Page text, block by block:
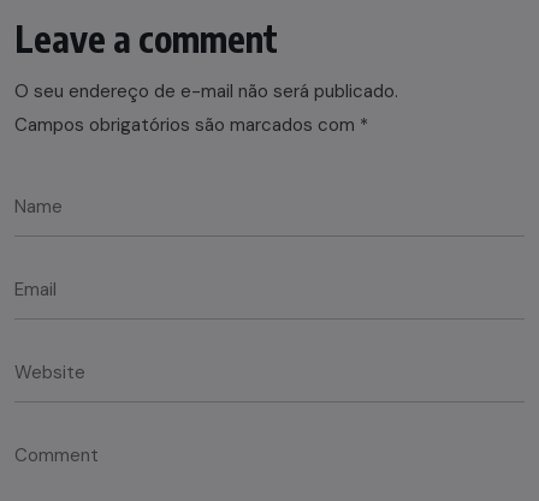
Leave a comment
O seu endereço de e-mail não será publicado.
Campos obrigatórios são marcados com *